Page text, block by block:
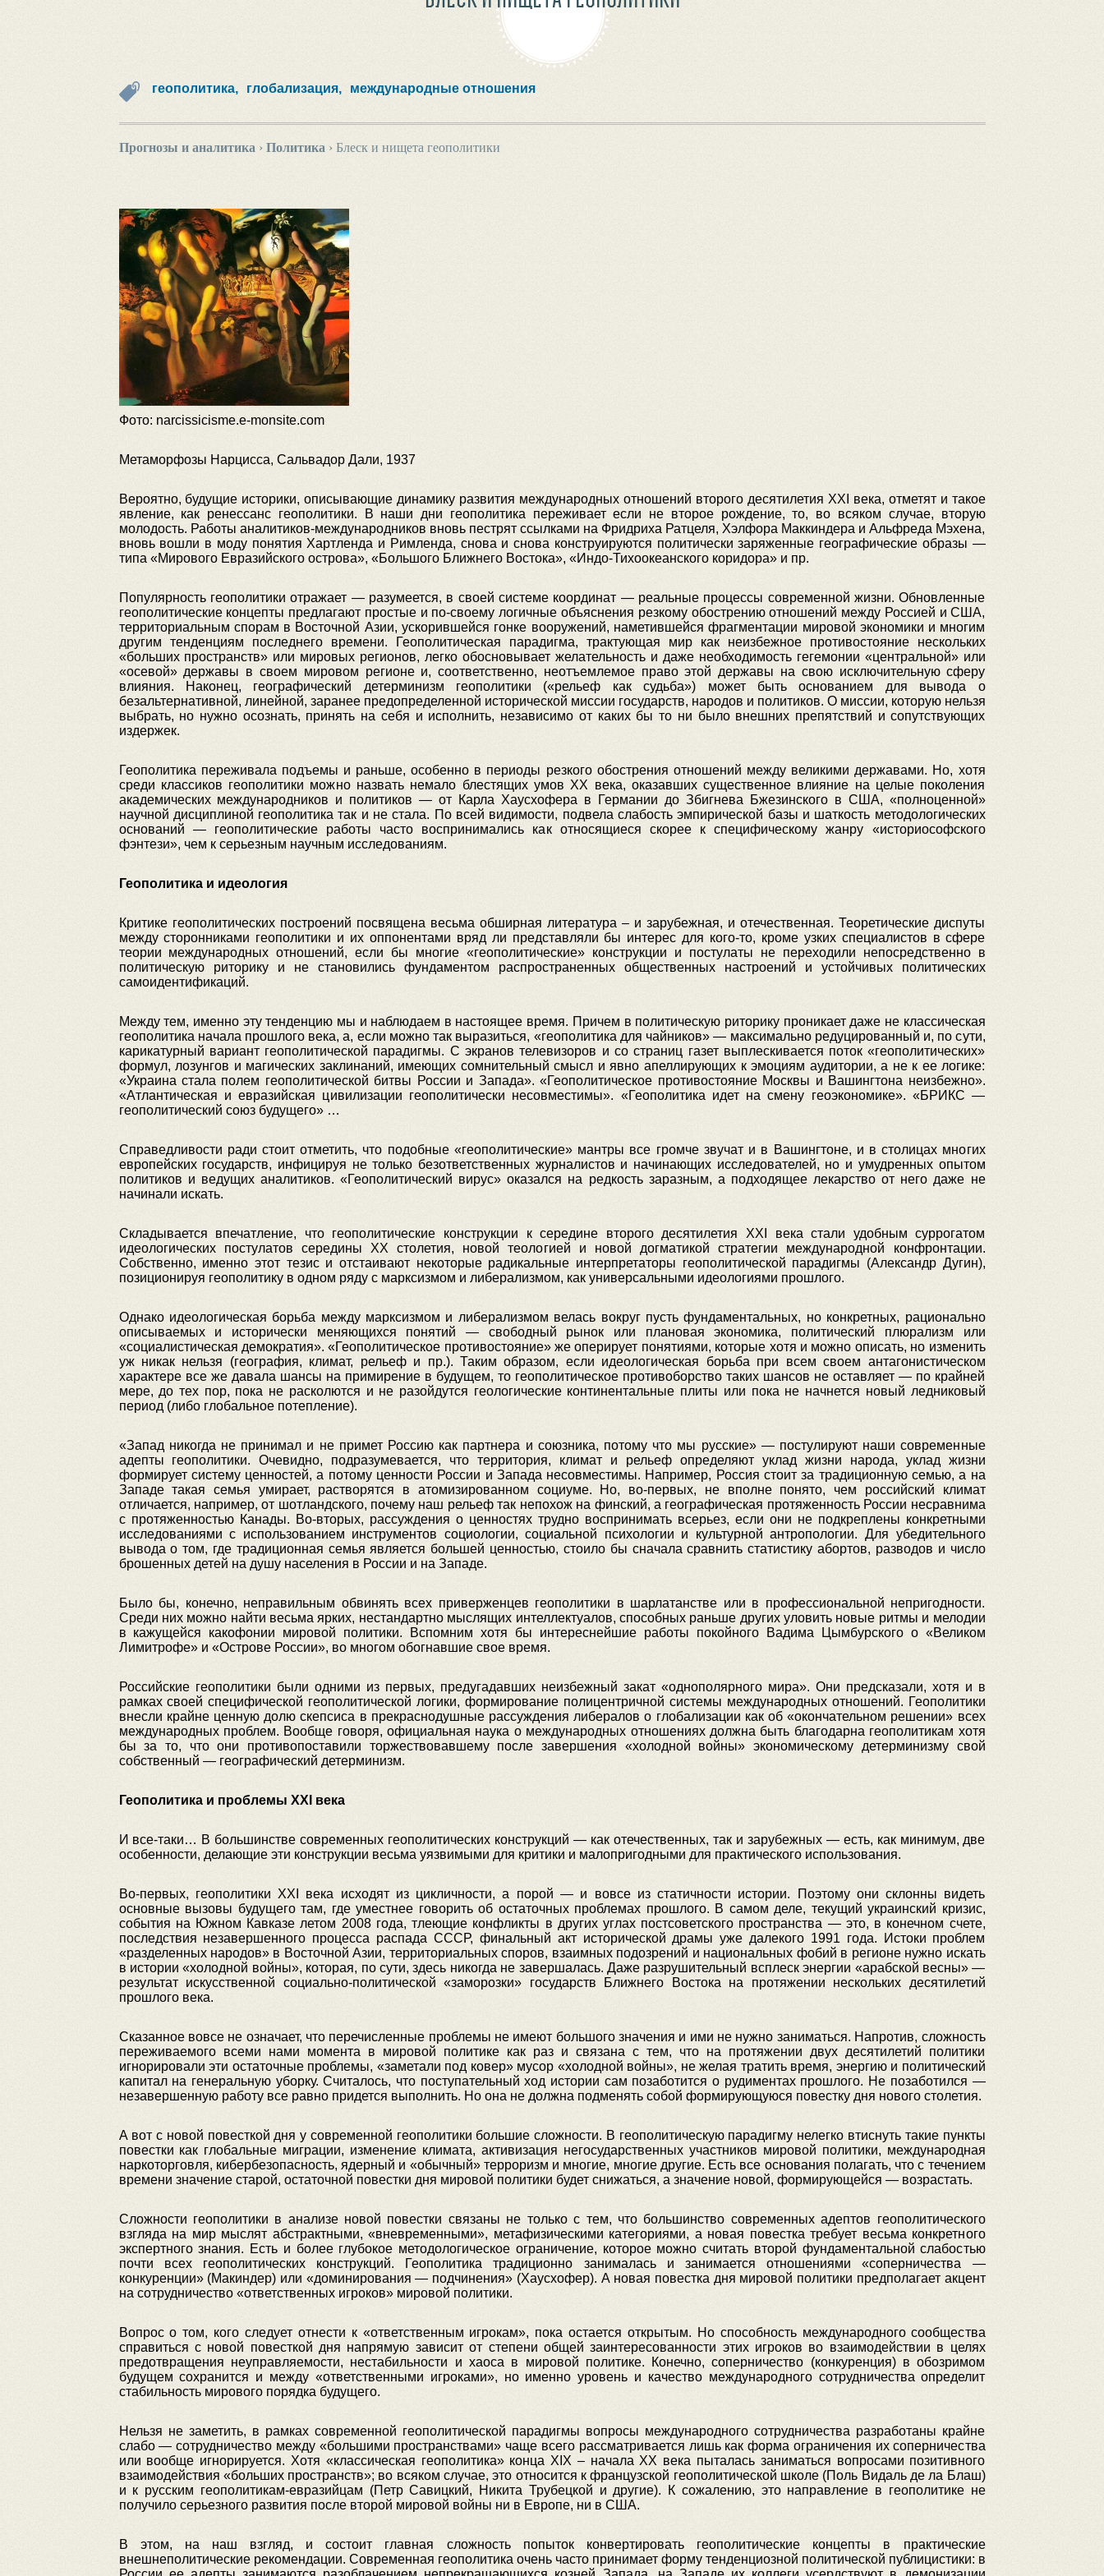
геополитика, глобализация, международные отношения
Прогнозы и аналитика › Политика › Блеск и нищета геополитики
Фото: narcissicisme.e-monsite.com
Метаморфозы Нарцисса, Сальвадор Дали, 1937
Вероятно, будущие историки, описывающие динамику развития международных отношений второго десятилетия XXI века, отметят и такое
явление, как ренессанс геополитики. В наши дни геополитика переживает если не второе рождение, то, во всяком случае, вторую
молодость. Работы аналитиков-международников вновь пестрят ссылками на Фридриха Ратцеля, Хэлфора Маккиндера и Альфреда Мэхена,
вновь вошли в моду понятия Хартленда и Римленда, снова и снова конструируются политически заряженные географические образы —
типа «Мирового Евразийского острова», «Большого Ближнего Востока», «Индо-Тихоокеанского коридора» и пр.
Популярность геополитики отражает — разумеется, в своей системе координат — реальные процессы современной жизни. Обновленные
геополитические концепты предлагают простые и по-своему логичные объяснения резкому обострению отношений между Россией и США,
территориальным спорам в Восточной Азии, ускорившейся гонке вооружений, наметившейся фрагментации мировой экономики и многим
другим тенденциям последнего времени. Геополитическая парадигма, трактующая мир как неизбежное противостояние нескольких
«больших пространств» или мировых регионов, легко обосновывает желательность и даже необходимость гегемонии «центральной» или
«осевой» державы в своем мировом регионе и, соответственно, неотъемлемое право этой державы на свою исключительную сферу
влияния. Наконец, географический детерминизм геополитики («рельеф как судьба») может быть основанием для вывода о
безальтернативной, линейной, заранее предопределенной исторической миссии государств, народов и политиков. О миссии, которую нельзя
выбрать, но нужно осознать, принять на себя и исполнить, независимо от каких бы то ни было внешних препятствий и сопутствующих
издержек.
Геополитика переживала подъемы и раньше, особенно в периоды резкого обострения отношений между великими державами. Но, хотя
среди классиков геополитики можно назвать немало блестящих умов ХХ века, оказавших существенное влияние на целые поколения
академических международников и политиков — от Карла Хаусхофера в Германии до Збигнева Бжезинского в США, «полноценной»
научной дисциплиной геополитика так и не стала. По всей видимости, подвела слабость эмпирической базы и шаткость методологических
оснований — геополитические работы часто воспринимались как относящиеся скорее к специфическому жанру «историософского
фэнтези», чем к серьезным научным исследованиям.
Геополитика и идеология
Критике геополитических построений посвящена весьма обширная литература – и зарубежная, и отечественная. Теоретические диспуты
между сторонниками геополитики и их оппонентами вряд ли представляли бы интерес для кого-то, кроме узких специалистов в сфере
теории международных отношений, если бы многие «геополитические» конструкции и постулаты не переходили непосредственно в
политическую риторику и не становились фундаментом распространенных общественных настроений и устойчивых политических
самоидентификаций.
Между тем, именно эту тенденцию мы и наблюдаем в настоящее время. Причем в политическую риторику проникает даже не классическая
геополитика начала прошлого века, а, если можно так выразиться, «геополитика для чайников» — максимально редуцированный и, по сути,
карикатурный вариант геополитической парадигмы. С экранов телевизоров и со страниц газет выплескивается поток «геополитических»
формул, лозунгов и магических заклинаний, имеющих сомнительный смысл и явно апеллирующих к эмоциям аудитории, а не к ее логике:
«Украина стала полем геополитической битвы России и Запада». «Геополитическое противостояние Москвы и Вашингтона неизбежно».
«Атлантическая и евразийская цивилизации геополитически несовместимы». «Геополитика идет на смену геоэкономике». «БРИКС —
геополитический союз будущего» …
Справедливости ради стоит отметить, что подобные «геополитические» мантры все громче звучат и в Вашингтоне, и в столицах многих
европейских государств, инфицируя не только безответственных журналистов и начинающих исследователей, но и умудренных опытом
политиков и ведущих аналитиков. «Геополитический вирус» оказался на редкость заразным, а подходящее лекарство от него даже не
начинали искать.
Складывается впечатление, что геополитические конструкции к середине второго десятилетия XXI века стали удобным суррогатом
идеологических постулатов середины ХХ столетия, новой теологией и новой догматикой стратегии международной конфронтации.
Собственно, именно этот тезис и отстаивают некоторые радикальные интерпретаторы геополитической парадигмы (Александр Дугин),
позиционируя геополитику в одном ряду с марксизмом и либерализмом, как универсальными идеологиями прошлого.
Однако идеологическая борьба между марксизмом и либерализмом велась вокруг пусть фундаментальных, но конкретных, рационально
описываемых и исторически меняющихся понятий — свободный рынок или плановая экономика, политический плюрализм или
«социалистическая демократия». «Геополитическое противостояние» же оперирует понятиями, которые хотя и можно описать, но изменить
уж никак нельзя (география, климат, рельеф и пр.). Таким образом, если идеологическая борьба при всем своем антагонистическом
характере все же давала шансы на примирение в будущем, то геополитическое противоборство таких шансов не оставляет — по крайней
мере, до тех пор, пока не расколются и не разойдутся геологические континентальные плиты или пока не начнется новый ледниковый
период (либо глобальное потепление).
«Запад никогда не принимал и не примет Россию как партнера и союзника, потому что мы русские» — постулируют наши современные
адепты геополитики. Очевидно, подразумевается, что территория, климат и рельеф определяют уклад жизни народа, уклад жизни
формирует систему ценностей, а потому ценности России и Запада несовместимы. Например, Россия стоит за традиционную семью, а на
Западе такая семья умирает, растворятся в атомизированном социуме. Но, во-первых, не вполне понято, чем российский климат
отличается, например, от шотландского, почему наш рельеф так непохож на финский, а географическая протяженность России несравнима
с протяженностью Канады. Во-вторых, рассуждения о ценностях трудно воспринимать всерьез, если они не подкреплены конкретными
исследованиями с использованием инструментов социологии, социальной психологии и культурной антропологии. Для убедительного
вывода о том, где традиционная семья является большей ценностью, стоило бы сначала сравнить статистику абортов, разводов и число
брошенных детей на душу населения в России и на Западе.
Было бы, конечно, неправильным обвинять всех приверженцев геополитики в шарлатанстве или в профессиональной непригодности.
Среди них можно найти весьма ярких, нестандартно мыслящих интеллектуалов, способных раньше других уловить новые ритмы и мелодии
в кажущейся какофонии мировой политики. Вспомним хотя бы интереснейшие работы покойного Вадима Цымбурского о «Великом
Лимитрофе» и «Острове России», во многом обогнавшие свое время.
Российские геополитики были одними из первых, предугадавших неизбежный закат «однополярного мира». Они предсказали, хотя и в
рамках своей специфической геополитической логики, формирование полицентричной системы международных отношений. Геополитики
внесли крайне ценную долю скепсиса в прекраснодушные рассуждения либералов о глобализации как об «окончательном решении» всех
международных проблем. Вообще говоря, официальная наука о международных отношениях должна быть благодарна геополитикам хотя
бы за то, что они противопоставили торжествовавшему после завершения «холодной войны» экономическому детерминизму свой
собственный — географический детерминизм.
Геополитика и проблемы XXI века
И все-таки… В большинстве современных геополитических конструкций — как отечественных, так и зарубежных — есть, как минимум, две
особенности, делающие эти конструкции весьма уязвимыми для критики и малопригодными для практического использования.
Во-первых, геополитики XXI века исходят из цикличности, а порой — и вовсе из статичности истории. Поэтому они склонны видеть
основные вызовы будущего там, где уместнее говорить об остаточных проблемах прошлого. В самом деле, текущий украинский кризис,
события на Южном Кавказе летом 2008 года, тлеющие конфликты в других углах постсоветского пространства — это, в конечном счете,
последствия незавершенного процесса распада СССР, финальный акт исторической драмы уже далекого 1991 года. Истоки проблем
«разделенных народов» в Восточной Азии, территориальных споров, взаимных подозрений и национальных фобий в регионе нужно искать
в истории «холодной войны», которая, по сути, здесь никогда не завершалась. Даже разрушительный всплеск энергии «арабской весны» —
результат искусственной социально-политической «заморозки» государств Ближнего Востока на протяжении нескольких десятилетий
прошлого века.
Сказанное вовсе не означает, что перечисленные проблемы не имеют большого значения и ими не нужно заниматься. Напротив, сложность
переживаемого всеми нами момента в мировой политике как раз и связана с тем, что на протяжении двух десятилетий политики
игнорировали эти остаточные проблемы, «заметали под ковер» мусор «холодной войны», не желая тратить время, энергию и политический
капитал на генеральную уборку. Считалось, что поступательный ход истории сам позаботится о рудиментах прошлого. Не позаботился —
незавершенную работу все равно придется выполнить. Но она не должна подменять собой формирующуюся повестку дня нового столетия.
А вот с новой повесткой дня у современной геополитики большие сложности. В геополитическую парадигму нелегко втиснуть такие пункты
повестки как глобальные миграции, изменение климата, активизация негосударственных участников мировой политики, международная
наркоторговля, кибербезопасность, ядерный и «обычный» терроризм и многие, многие другие. Есть все основания полагать, что с течением
времени значение старой, остаточной повестки дня мировой политики будет снижаться, а значение новой, формирующейся — возрастать.
Сложности геополитики в анализе новой повестки связаны не только с тем, что большинство современных адептов геополитического
взгляда на мир мыслят абстрактными, «вневременными», метафизическими категориями, а новая повестка требует весьма конкретного
экспертного знания. Есть и более глубокое методологическое ограничение, которое можно считать второй фундаментальной слабостью
почти всех геополитических конструкций. Геополитика традиционно занималась и занимается отношениями «соперничества —
конкуренции» (Макиндер) или «доминирования — подчинения» (Хаусхофер). А новая повестка дня мировой политики предполагает акцент
на сотрудничество «ответственных игроков» мировой политики.
Вопрос о том, кого следует отнести к «ответственным игрокам», пока остается открытым. Но способность международного сообщества
справиться с новой повесткой дня напрямую зависит от степени общей заинтересованности этих игроков во взаимодействии в целях
предотвращения неуправляемости, нестабильности и хаоса в мировой политике. Конечно, соперничество (конкуренция) в обозримом
будущем сохранится и между «ответственными игроками», но именно уровень и качество международного сотрудничества определит
стабильность мирового порядка будущего.
Нельзя не заметить, в рамках современной геополитической парадигмы вопросы международного сотрудничества разработаны крайне
слабо — сотрудничество между «большими пространствами» чаще всего рассматривается лишь как форма ограничения их соперничества
или вообще игнорируется. Хотя «классическая геополитика» конца XIX – начала ХХ века пыталась заниматься вопросами позитивного
взаимодействия «больших пространств»; во всяком случае, это относится к французской геополитической школе (Поль Видаль де ла Блаш)
и к русским геополитикам-евразийцам (Петр Савицкий, Никита Трубецкой и другие). К сожалению, это направление в геополитике не
получило серьезного развития после второй мировой войны ни в Европе, ни в США.
В этом, на наш взгляд, и состоит главная сложность попыток конвертировать геополитические концепты в практические
внешнеполитические рекомендации. Современная геополитика очень часто принимает форму тенденциозной политической публицистики: в